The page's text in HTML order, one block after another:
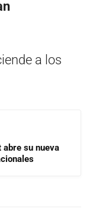
a los
abre su nueva